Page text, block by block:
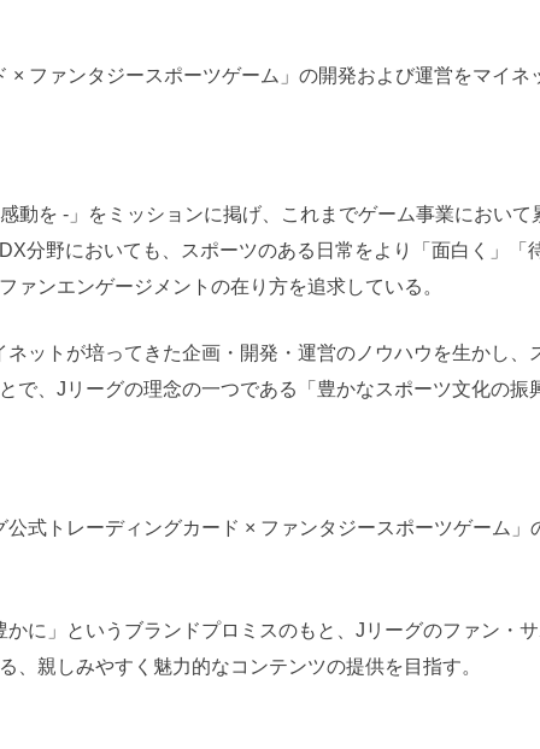
ファンタジースポーツゲーム」の開発および運営をマイネ
動を -」をミッションに掲げ、これまでゲーム事業において
分野においても、スポーツのある日常をより「面白く」「
ンエンゲージメントの在り方を追求している。
ットが培ってきた企画・開発・運営のノウハウを生かし、
で、Jリーグの理念の一つである「豊かなスポーツ文化の振
式トレーディングカード × ファンタジースポーツゲーム」
に」というブランドプロミスのもと、Jリーグのファン・
親しみやすく魅力的なコンテンツの提供を目指す。